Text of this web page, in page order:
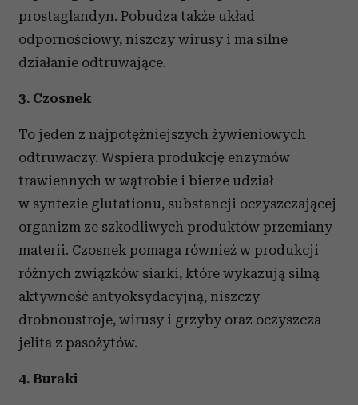
prostaglandyn. Pobudza także układ
odpornościowy, niszczy wirusy i ma silne
działanie odtruwające.
3. Czosnek
To jeden z najpotężniejszych żywieniowych
odtruwaczy. Wspiera produkcję enzymów
trawiennych w wątrobie i bierze udział
w syntezie glutationu, substancji oczyszczającej
organizm ze szkodliwych produktów przemiany
materii. Czosnek pomaga również w produkcji
różnych związków siarki, które wykazują silną
aktywność antyoksydacyjną, niszczy
drobnoustroje, wirusy i grzyby oraz oczyszcza
jelita z pasożytów.
4. Buraki